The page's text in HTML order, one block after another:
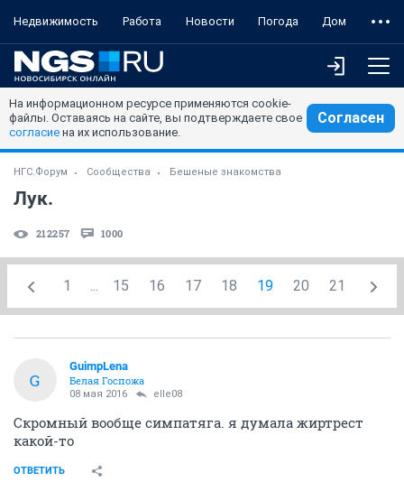
Недвижимость Работа Новости Погода Дом
На информационном ресурсе применяются cookie-
файлы. Оставаясь на сайте, вы подтверждаете свое
согласие на их использование.
Согласен
НГС.Форум Сообщества Бешеные знакомства
Лук.
212257 1000
1 ... 15 16 17 18 19 20 21
G
GuimpLena
Белая Госпожа
08 мая 2016 elle08
Скромный вообще симпатяга. я думала жиртрест
какой-то
ОТВЕТИТЬ